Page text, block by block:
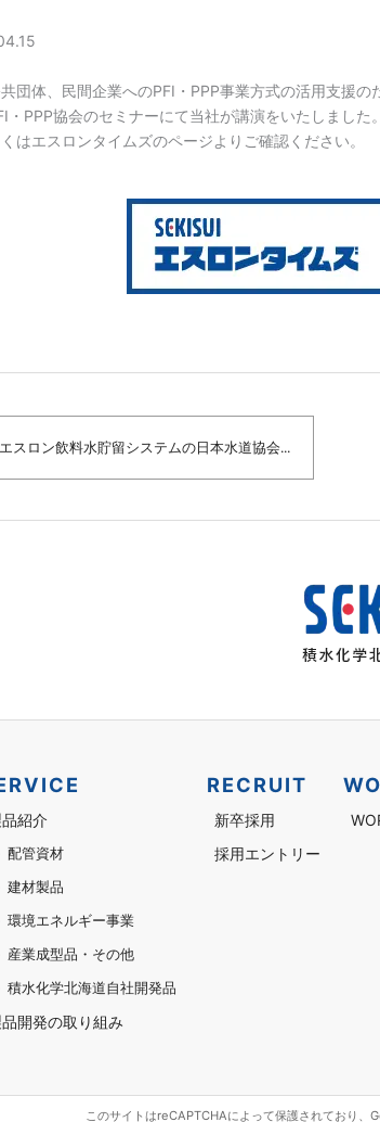
団体、民間企業へのPFI・PPP事業方式の活用支援
・PPP協会のセミナーにて当社が講演をいたしました。
はエスロンタイムズのページよりご確認ください。
エスロン飲料水貯留システムの日本水道協会...
紹介
配管資材
建材製品
環境エネルギー事業
産業成型品・その他
積水化学北海道自社開発品
開発の取り組み
RECRUIT
新卒採用
採用エントリー
このサイトはreCAPTCHAによって保護されており、